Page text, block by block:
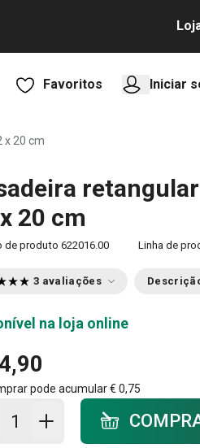
Favoritos Iniciar
x 20 cm
retangular
20 cm
de produto 622016.00 Linha de
3 avaliações
na loja online
pode acumular€ 0,75
Adicionar ao carrinho - quantidade